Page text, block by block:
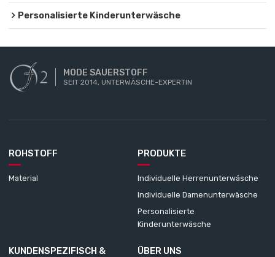
Personalisierte Kinderunterwäsche
MODE SAUERSTOFF
SEIT 2014, UNTERWÄSCHE-EXPERTIN
ROHSTOFF
Material
PRODUKTE
Individuelle Herrenunterwäsche
Individuelle Damenunterwäsche
Personalisierte
Kinderunterwäsche
KUNDENSPEZIFISCH &
ÜBER UNS